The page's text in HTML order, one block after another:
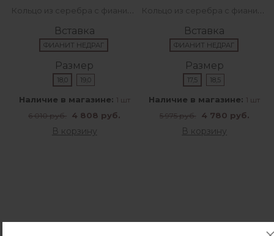
Кольцо из серебра с фианитами
Вставка
ФИАНИТ НЕДРАГ
Размер
18,0 19,0
Наличие в магазине: 1 шт
6 010 руб. 4 808 руб.
В корзину
Кольцо из серебра с фианитами
Вставка
ФИАНИТ НЕДРАГ
Размер
17,5 18,5
Наличие в магазине: 1 шт
5 975 руб.
4 780 руб.
В корзину